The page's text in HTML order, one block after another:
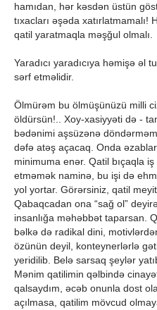
hamıdan, hər kəsdən üstün
tıxacları əşəda xatırlatmamalı!
qatil yaratmaqla məşğul olmalı.
Yaradıcı yaradıcıya həmişə əl
sərf etməlidir.
Ölmürəm bu ölmüşünüzü milli
öldürsün!.. Xoy-xasiyyəti də -
bədənimi aşsüzənə
dəfə atəş açacaq. Onda
minimuma enər. Qatil bıçaqla
etməmək naminə, bu işi də
yol yortar. Görərsiniz, qatil
Qabaqcadan ona “sağ ol”
insanlığa məhəbbət taparsan.
bəlkə də radikal dini,
özünün deyil, konteynerlərlə
yeridilib. Belə sarsaq şeylər
Mənim qatilimin qəlbində
qalsaydım, əcəb onunla dost
açılmasa, qatilim mövcud